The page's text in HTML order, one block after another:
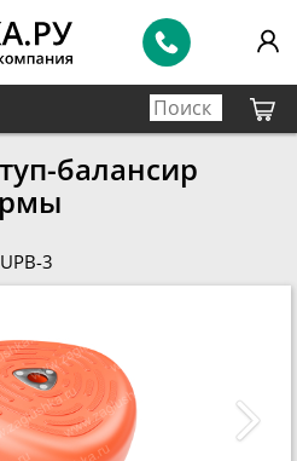
балансир
UPB-3